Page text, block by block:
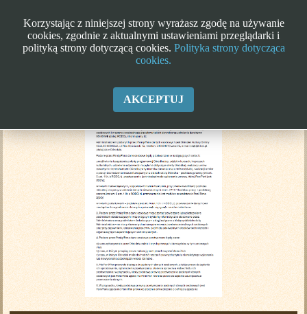
Klauzula informacyjna RODO
Korzystając z niniejszej strony wyrażasz zgodę na używanie
cookies, zgodnie z aktualnymi ustawieniami przeglądarki i
polityką strony dotyczącą cookies. Polityka strony dotycząca
cookies.
AKCEPTUJ